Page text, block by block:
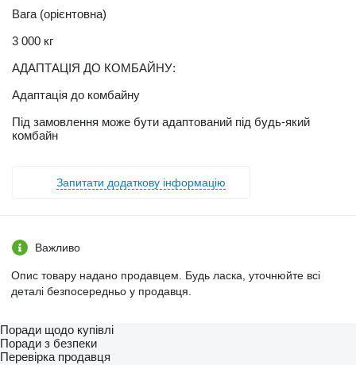
Вага (орієнтовна)
3 000 кг
АДАПТАЦІЯ ДО КОМБАЙНУ:
Адаптація до комбайну
Під замовлення може бути адаптований під будь-який
комбайн
Запитати додаткову інформацію
Важливо
Опис товару надано продавцем. Будь ласка, уточнюйте всі
деталі безпосередньо у продавця.
Поради щодо купівлі
Поради з безпеки
Перевірка продавця